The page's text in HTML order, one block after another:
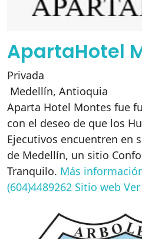
ApartaHotel
Privada
Medellín, Antioquia
Aparta Hotel Montes fue
con el deseo de que los
Ejecutivos encuentren en
de Medellín, un sitio
Tranquilo. Más
(604)4489262 Sitio web